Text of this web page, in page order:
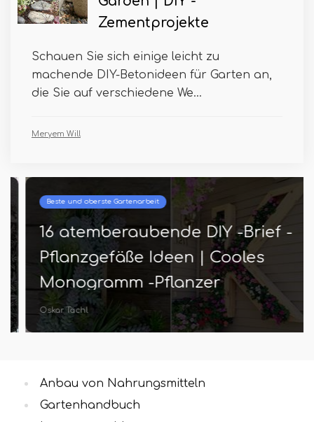
Zementprojekte
Schauen Sie sich einige leicht zu
machende DIY-Betonideen für Garten an,
die Sie auf verschiedene We...
Meryem Will
Beste und oberste Gartenarbeit
16 atemberaubende DIY -Brief -
Pflanzgefäße Ideen | Cooles
Monogramm -Pflanzer
Oskar Tächl
Anbau von Nahrungsmitteln
Gartenhandbuch